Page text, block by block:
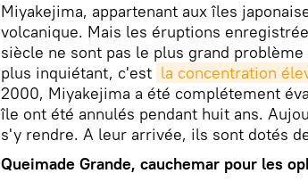
Miyakejima, appartenant aux îles
volcanique. Mais les éruptions
siècle ne sont pas le plus grand
plus inquiétant, c'est la concentration
2000, Miyakejima a été complétement
île ont été annulés pendant huit ans.
s'y rendre. A leur arrivée, ils sont dotés
Queimade Grande, cauchemar pour les